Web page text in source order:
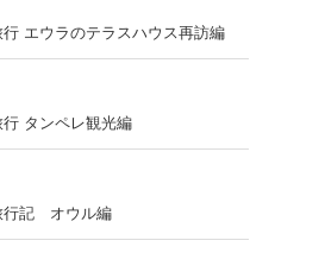
エウラのテラスハウス再訪編
タンペレ観光編
行記 オウル編